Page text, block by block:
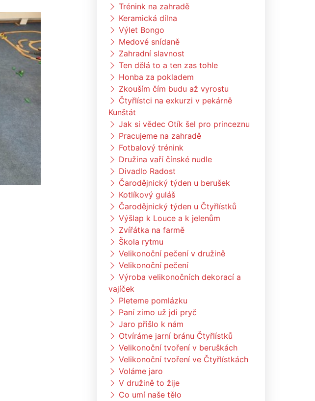
Trénink na zahradě
Keramická dílna
Výlet Bongo
Medové snídaně
Zahradní slavnost
Ten dělá to a ten zas tohle
Honba za pokladem
Zkouším čím budu až vyrostu
Čtyřlístci na exkurzi v pekárně
Kunštát
Jak si vědec Otík šel pro princeznu
Pracujeme na zahradě
Fotbalový trénink
Družina vaří čínské nudle
Divadlo Radost
Čarodějnický týden u berušek
Kotlíkový guláš
Čarodějnický týden u Čtyřlístků
Výšlap k Louce a k jelenům
Zvířátka na farmě
Škola rytmu
Velikonoční pečení v družině
Velikonoční pečení
Výroba velikonočních dekorací a
vajíček
Pleteme pomlázku
Paní zimo už jdi pryč
Jaro přišlo k nám
Otvíráme jarní bránu Čtyřlístků
Velikonoční tvoření v beruškách
Velikonoční tvoření ve Čtyřlístkách
Voláme jaro
V družině to žije
Co umí naše tělo